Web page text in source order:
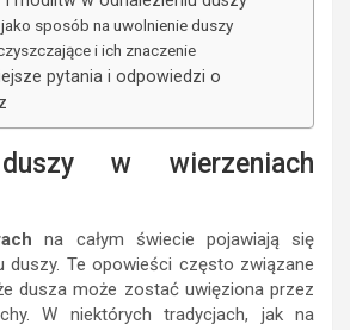
sposób na uwolnienie duszy
i ich znaczenie
pytania i odpowiedzi o
w wierzeniach
na całym świecie pojawiają się
duszy. Te opowieści często związane
dusza może zostać uwięziona przez
W niektórych tradycjach, jak na